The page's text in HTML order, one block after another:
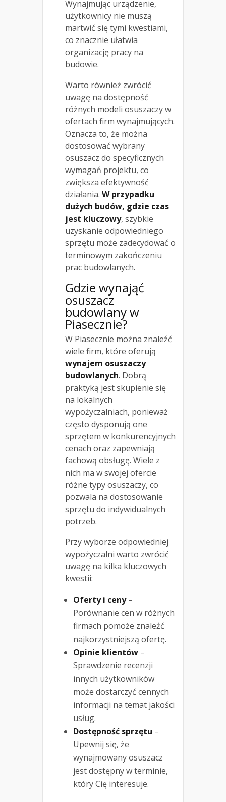
Wynajmując urządzenie,
użytkownicy nie muszą
martwić się tymi kwestiami,
co znacznie ułatwia
organizację pracy na
budowie.
Warto również zwrócić
uwagę na dostępność
różnych modeli osuszaczy w
ofertach firm wynajmujących.
Oznacza to, że można
dostosować wybrany
osuszacz do specyficznych
wymagań projektu, co
zwiększa efektywność
działania. W przypadku
dużych budów, gdzie czas
jest kluczowy, szybkie
uzyskanie odpowiedniego
sprzętu może zadecydować o
terminowym zakończeniu
prac budowlanych.
Gdzie wynająć
osuszacz
budowlany w
Piasecznie?
W Piasecznie można znaleźć
wiele firm, które oferują
wynajem osuszaczy
budowlanych. Dobrą
praktyką jest skupienie się
na lokalnych
wypożyczalniach, ponieważ
często dysponują one
sprzętem w konkurencyjnych
cenach oraz zapewniają
fachową obsługę. Wiele z
nich ma w swojej ofercie
różne typy osuszaczy, co
pozwala na dostosowanie
sprzętu do indywidualnych
potrzeb.
Przy wyborze odpowiedniej
wypożyczalni warto zwrócić
uwagę na kilka kluczowych
kwestii:
Oferty i ceny–
Porównanie cen w różnych
firmach pomoże znaleźć
najkorzystniejszą ofertę.
Opinie klientów –
Sprawdzenie recenzji
innych użytkowników
może dostarczyć cennych
informacji na temat jakości
usług.
Dostępność sprzętu –
Upewnij się, że
wynajmowany osuszacz
jest dostępny w terminie,
który Cię interesuje.